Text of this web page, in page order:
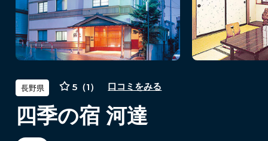
長野県 5（1） 口コミをみる
四季の宿 河達